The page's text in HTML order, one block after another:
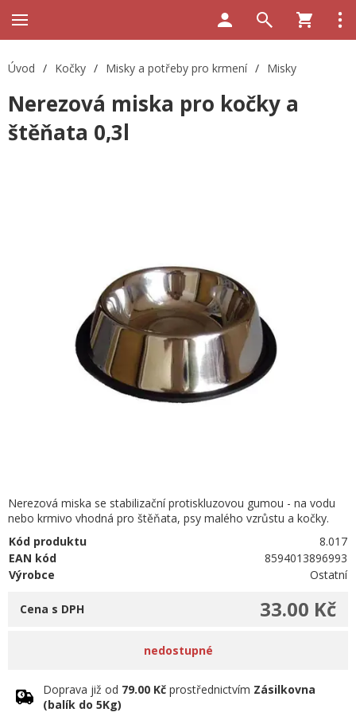
Úvod / Kočky / Misky a potřeby pro krmení / Misky
Nerezová miska pro kočky a
štěňata 0,3l
Nerezová miska se stabilizační protiskluzovou gumou - na vodu
nebo krmivo vhodná pro štěňata, psy malého vzrůstu a kočky.
Kód produktu
8.017
EAN kód
8594013896993
Výrobce
Ostatní
33.00 Kč
Cena s DPH
nedostupné
Doprava již od 79.00 Kč prostřednictvím Zásilkovna
(balík do 5Kg)